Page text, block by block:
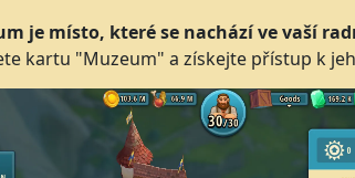
je místo, které se nachází ve vaší
kartu "Muzeum" a získejte přístup k